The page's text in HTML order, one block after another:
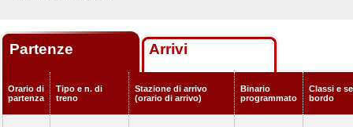
Partenze Arrivi
Orario di
partenza
Tipo e n. di
treno
Stazione di arrivo
(orario di arrivo)
Binario
programmato
Classi e
bordo